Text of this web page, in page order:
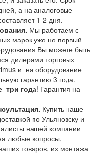
а на аналоговые
1-2 дня.
Мы работаем с
марок уже не первый
Вы можете быть
дилерами торговых
и на оборудование
гарантию 3 года.
три года! Гарантия на
Купить наше
по Ульяновску и
нашей компании
любые вопросы,
товаров, их монтажа